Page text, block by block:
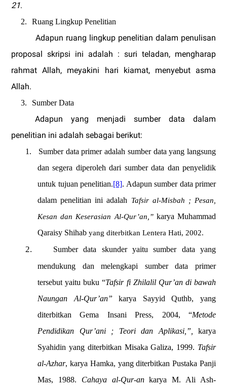
21.
2. Ruang Lingkup Penelitian
Adapun ruang lingkup penelitian dalam penulisan
proposal
skripsi ini adalah : suri teladan, mengharap
rahmat Allah, meyakini hari kiamat, menyebut asma
Allah.
3. Sumber Data
Adapun yang menjadi sumber data dalam
penelitian ini adalah sebagai berikut:
1.
Sumber data primer adalah sumber data yang langsung
dan segera diperoleh dari sumber data dan penyelidik
untuk tujuan penelitian.[8]. Adapun sumber data primer
dalam penelitian ini adalah Tafsir al-Misbah ; Pesan,
Kesan dan Keserasian Al-Qur’an,” karya Muhammad
Qaraisy Shihab yang diterbitkan Lentera Hati, 2002.
2.
Sumber data skunder yaitu sumber data yang
mendukung dan melengkapi sumber data primer
tersebut yaitu buku “Tafsir fi Zhilalil Qur’an di bawah
Naungan Al-Qur’an”karya Sayyid Quthb,yang
diterbitkan Gema Insani Press, 2004, “Metode
Pendidikan Qur’ani ; Teori dan Aplikasi,”, karya
Syahidin yang diterbitkan Misaka Galiza, 1999. Tafsir
al-Azhar, karya Hamka, yang diterbitkan Pustaka Panji
Mas, 1988.
Cahaya al-Qur-ankarya M. Ali Ash-